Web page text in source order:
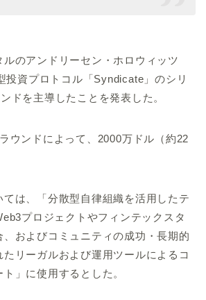
のアンドリーセン・ホロウィッツ
投資プロトコル「Syndicate」のシリ
ドを主導したことを発表した。
ウンドによって、2000万ドル（約22
は、「分散型自律組織を活用したテ
プロジェクトやフィンテックスタ
およびコミュニティの成功・長期的
リーガルおよび運用ツールによるコ
」に使用するとした。